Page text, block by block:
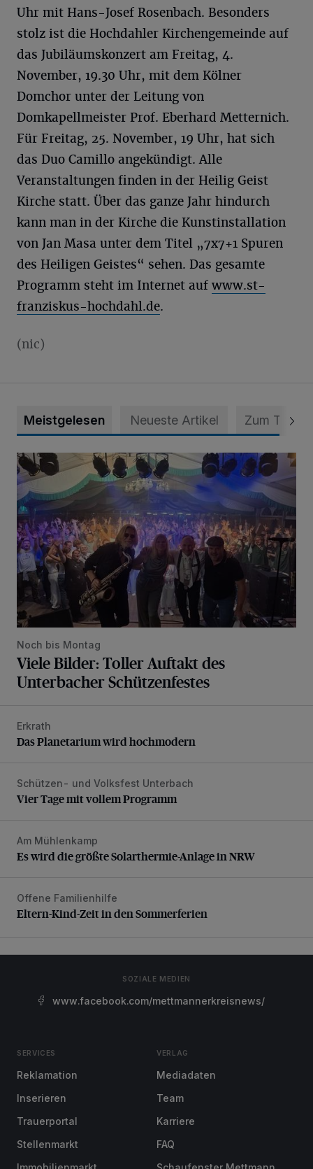
Uhr mit Hans-Josef Rosenbach. Besonders
stolz ist die Hochdahler Kirchengemeinde auf
das Jubiläumskonzert am Freitag, 4.
November, 19.30 Uhr, mit dem Kölner
Domchor unter der Leitung von
Domkapellmeister Prof. Eberhard Metternich.
Für Freitag, 25. November, 19 Uhr, hat sich
das Duo Camillo angekündigt. Alle
Veranstaltungen finden in der Heilig Geist
Kirche statt. Über das ganze Jahr hindurch
kann man in der Kirche die Kunstinstallation
von Jan Masa unter dem Titel „7x7+1 Spuren
des Heiligen Geistes“ sehen. Das gesamte
Programm steht im Internet auf www.st-
franziskus-hochdahl.de.
(nic)
Meistgelesen Neueste Artikel Zum Thema
Viele Bilder: Toller Auftakt des Unterbacher
Noch bis Montag
Viele Bilder: Toller Auftakt des
Unterbacher Schützenfestes
Das Planetarium wird hochmodern
Erkrath
Das Planetarium wird hochmodern
Vier Tage mit vollem Programm
Schützen- und Volksfest Unterbach
Vier Tage mit vollem Programm
Es wird die größte Solarthermie-Anlage in NRW
Am Mühlenkamp
Es wird die größte Solarthermie-Anlage in NRW
Eltern-Kind-Zeit in den Sommerferien
Offene Familienhilfe
Eltern-Kind-Zeit in den Sommerferien
SOZIALE MEDIEN
www.facebook.com/mettmannerkreisnews/
SERVICES
Reklamation
Inserieren
Trauerportal
Stellenmarkt
VERLAG
Mediadaten
Team
Karriere
FAQ